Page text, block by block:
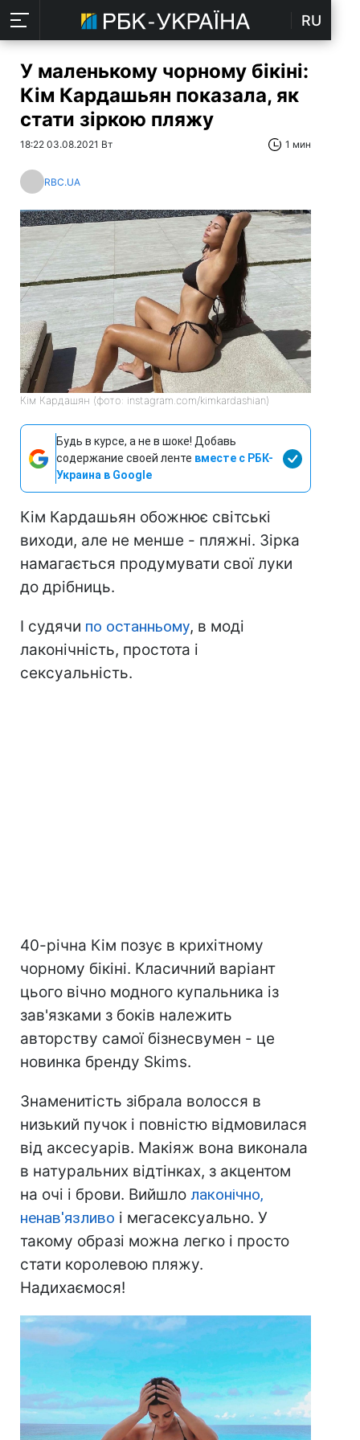
RU
У маленькому чорному бікіні:
Кім Кардашьян показала, як
стати зіркою пляжу
18:22 03.08.2021 Вт 1 мин
RBC.UA
Кім Кардашян (фото: instagram.com/kimkardashian)
Будь в курсе, а не в шоке! Добавь
содержание своей ленте вместе с РБК-
Украина в Google
Кім Кардашьян обожнює світські
виходи, але не менше - пляжні. Зірка
намагається продумувати свої луки
до дрібниць.
І судячи по останньому, в моді
лаконічність, простота і
сексуальність.
40-річна Кім позує в крихітному
чорному бікіні. Класичний варіант
цього вічно модного купальника із
зав'язками з боків належить
авторству самої бізнесвумен - це
новинка бренду Skims.
Знаменитість зібрала волосся в
низький пучок і повністю відмовилася
від аксесуарів. Макіяж вона виконала
в натуральних відтінках, з акцентом
на очі і брови. Вийшло лаконічно,
ненав'язливо і мегасексуально. У
такому образі можна легко і просто
стати королевою пляжу.
Надихаємося!